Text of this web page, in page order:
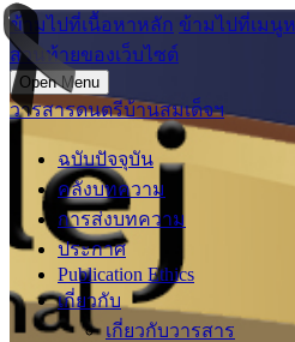
ข้ามไปที่เนื้อหาหลัก ข้ามไปที่เมนู
ส่วนท้ายของเว็บไซต์
Open Menu
วารสารดนตรีบ้านสมเด็จฯ
ฉบับปัจจุบัน
คลังบทความ
การส่งบทความ
ประกาศ
Publication Ethics
เกี่ยวกับ
เกี่ยวกับวารสาร